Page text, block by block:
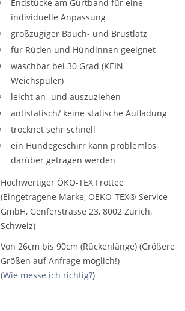
Endstücke am Gurtband für eine
individuelle Anpassung
großzügiger Bauch- und Brustlatz
für Rüden und Hündinnen geeignet
waschbar bei 30 Grad (KEIN
Weichspüler)
leicht an- und auszuziehen
antistatisch/ keine statische Aufladung
trocknet sehr schnell
ein Hundegeschirr kann problemlos
darüber getragen werden
Hochwertiger ÖKO-TEX Frottee
(Eingetragene Marke, OEKO-TEX® Service
GmbH, Genferstrasse 23, 8002 Zürich,
Schweiz)
Von 26cm bis 90cm (Rückenlänge) (Größere
Größen auf Anfrage möglich!)
(Wie messe ich richtig?)